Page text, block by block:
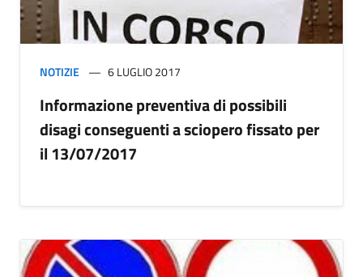
NOTIZIE 6 LUGLIO 2017
Informazione preventiva di possibili
disagi conseguenti a sciopero fissato per
il 13/07/2017